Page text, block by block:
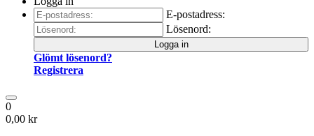
E-postadress:
Lösenord:
Logga in
Glömt lösenord?
Registrera
0
0,00 kr